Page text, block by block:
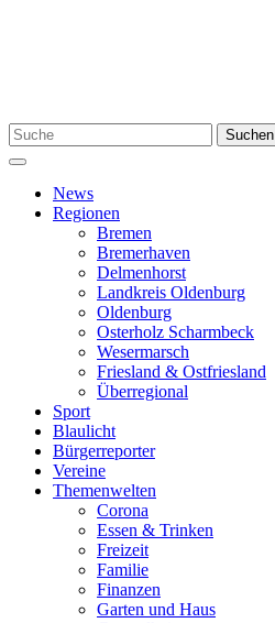
Suchen
nach:
Suchen
Menü
News
Regionen
Bremen
Bremerhaven
Delmenhorst
Landkreis Oldenburg
Oldenburg
Osterholz Scharmbeck
Wesermarsch
Friesland & Ostfriesland
Überregional
Sport
Blaulicht
Bürgerreporter
Vereine
Themenwelten
Corona
Essen & Trinken
Freizeit
Familie
Finanzen
Garten und Haus